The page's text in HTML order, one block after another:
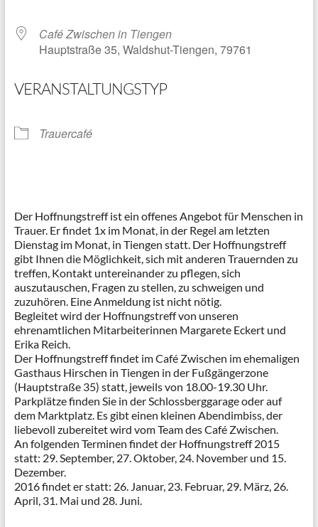
Café Zwischen in Tiengen
Hauptstraße 35, Waldshut-Tiengen, 79761
VERANSTALTUNGSTYP
Trauercafé
Der Hoffnungstreff ist ein offenes Angebot für Menschen in
Trauer. Er findet 1x im Monat, in der Regel am letzten
Dienstag im Monat, in Tiengen statt. Der Hoffnungstreff
gibt Ihnen die Möglichkeit, sich mit anderen Trauernden zu
treffen, Kontakt untereinander zu pflegen, sich
auszutauschen, Fragen zu stellen, zu schweigen und
zuzuhören. Eine Anmeldung ist nicht nötig.
Begleitet wird der Hoffnungstreff von unseren
ehrenamtlichen Mitarbeiterinnen Margarete Eckert und
Erika Reich.
Der Hoffnungstreff findet im Café Zwischen im ehemaligen
Gasthaus Hirschen in Tiengen in der Fußgängerzone
(Hauptstraße 35) statt, jeweils von 18.00-19.30 Uhr.
Parkplätze finden Sie in der Schlossberggarage oder auf
dem Marktplatz. Es gibt einen kleinen Abendimbiss, der
liebevoll zubereitet wird vom Team des Café Zwischen.
An folgenden Terminen findet der Hoffnungstreff 2015
statt: 29. September, 27. Oktober, 24. November und 15.
Dezember.
2016 findet er statt: 26. Januar, 23. Februar, 29. März, 26.
April, 31. Mai und 28. Juni.